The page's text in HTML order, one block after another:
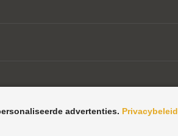
advertenties. Privacybeleid